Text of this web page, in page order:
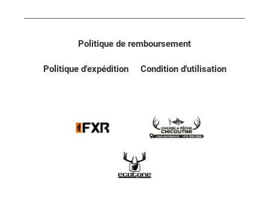
Politique de remboursement
Politique d'expédition Condition d'utilisation